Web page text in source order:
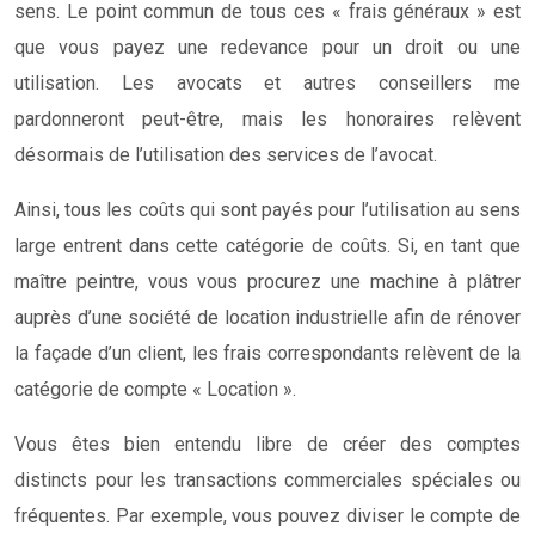
sens. Le point commun de tous ces « frais généraux » est
que vous payez une redevance pour un droit ou une
utilisation. Les avocats et autres conseillers me
pardonneront peut-être, mais les honoraires relèvent
désormais de l’utilisation des services de l’avocat.
Ainsi, tous les coûts qui sont payés pour l’utilisation au sens
large entrent dans cette catégorie de coûts. Si, en tant que
maître peintre, vous vous procurez une machine à plâtrer
auprès d’une société de location industrielle afin de rénover
la façade d’un client, les frais correspondants relèvent de la
catégorie de compte « Location ».
Vous êtes bien entendu libre de créer des comptes
distincts pour les transactions commerciales spéciales ou
fréquentes. Par exemple, vous pouvez diviser le compte de